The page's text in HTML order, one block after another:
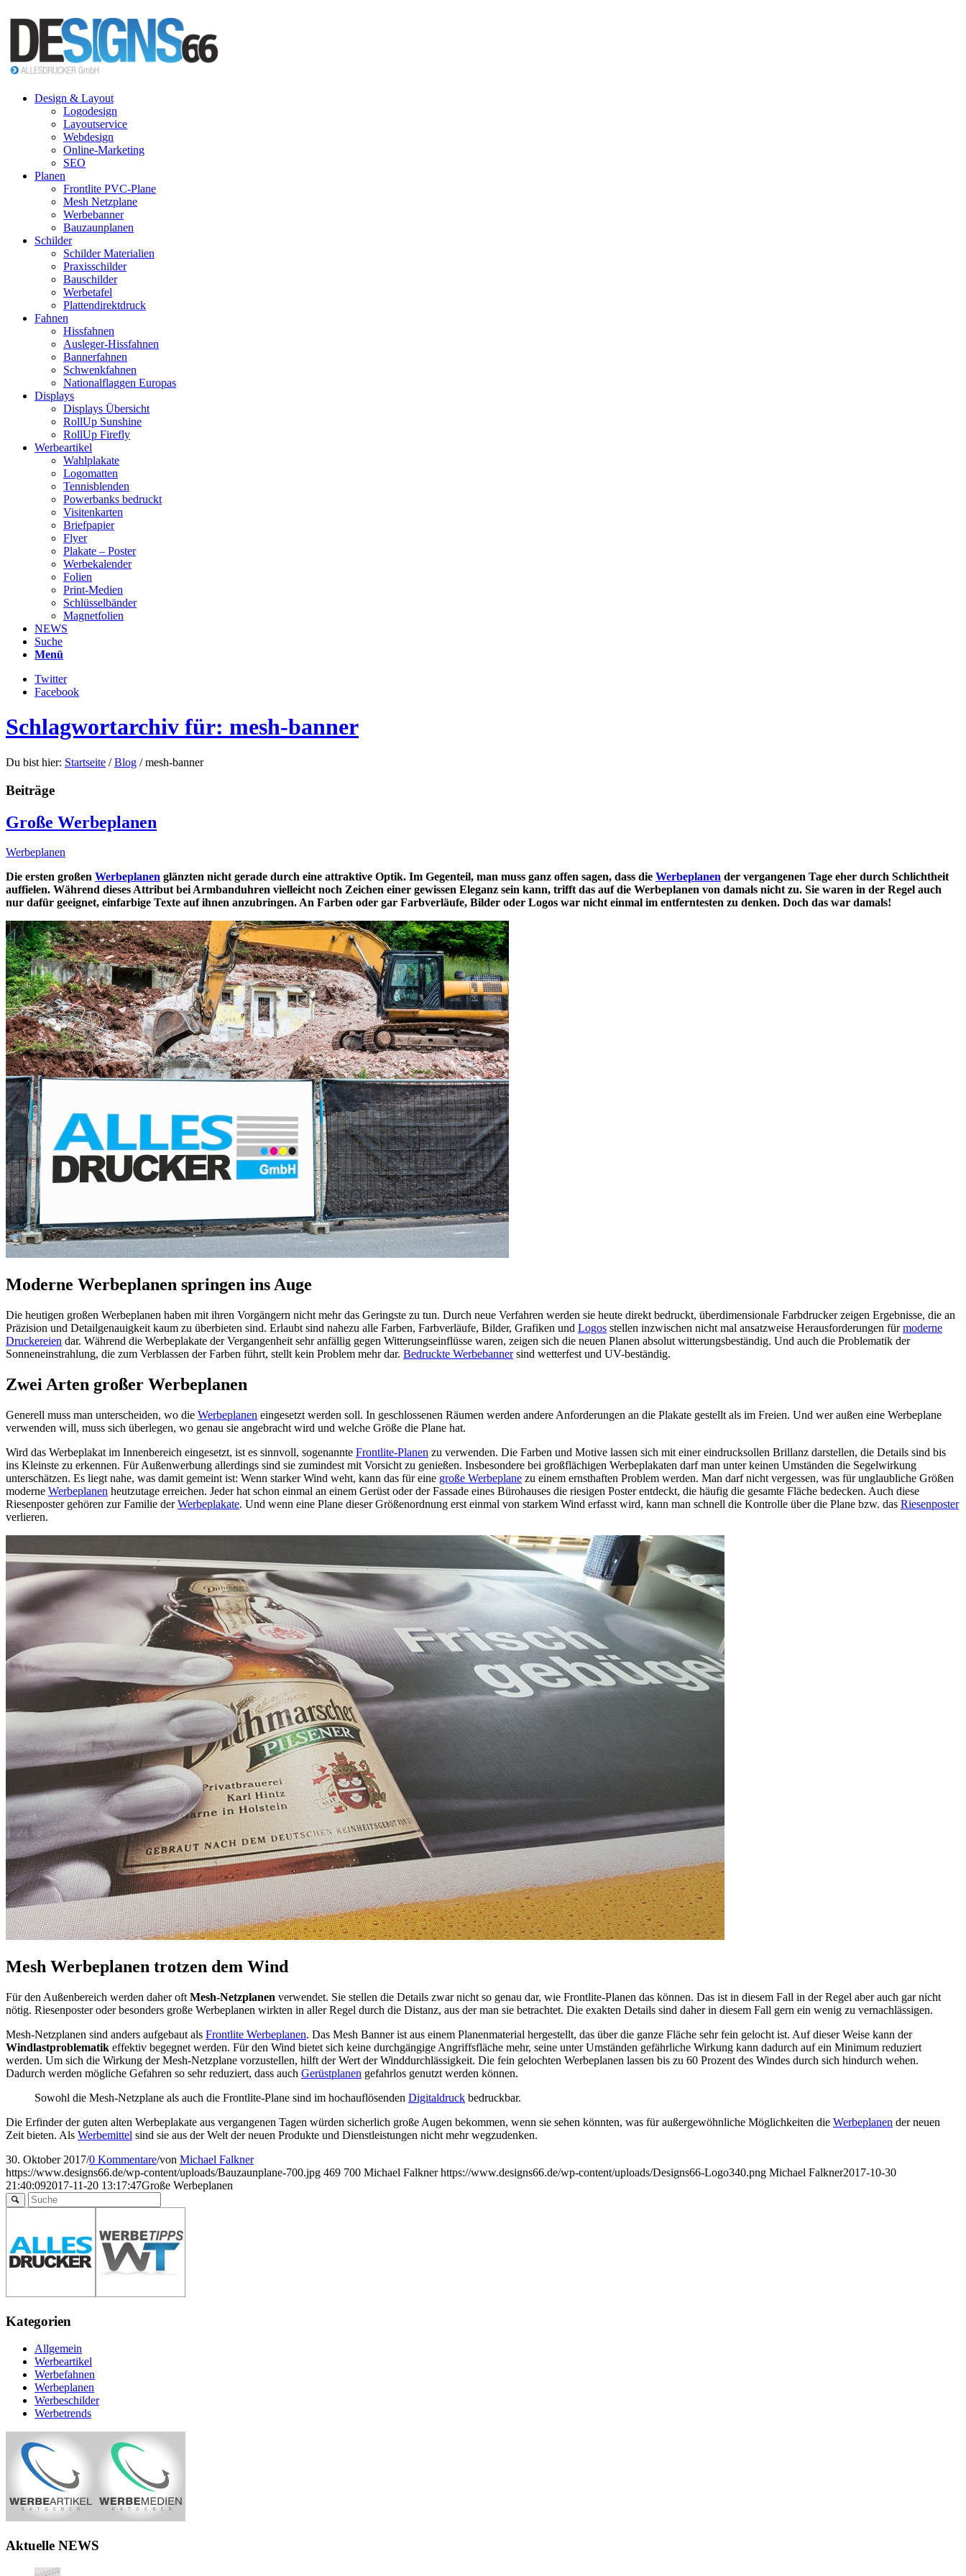
Design & Layout
Logodesign
Layoutservice
Webdesign
Online-Marketing
SEO
Planen
Frontlite PVC-Plane
Mesh Netzplane
Werbebanner
Bauzaunplanen
Schilder
Schilder Materialien
Praxisschilder
Bauschilder
Werbetafel
Plattendirektdruck
Fahnen
Hissfahnen
Ausleger-Hissfahnen
Bannerfahnen
Schwenkfahnen
Nationalflaggen Europas
Displays
Displays Übersicht
RollUp Sunshine
RollUp Firefly
Werbeartikel
Wahlplakate
Logomatten
Tennisblenden
Powerbanks bedruckt
Visitenkarten
Briefpapier
Flyer
Plakate – Poster
Werbekalender
Folien
Print-Medien
Schlüsselbänder
Magnetfolien
NEWS
Suche
Menü
Twitter
Facebook
Schlagwortarchiv für: mesh-banner
Du bist hier: Startseite / Blog / mesh-banner
Beiträge
Große Werbeplanen
Werbeplanen
Die ersten großen Werbeplanen glänzten nicht gerade durch eine attraktive Optik. Im Gegenteil, man muss ganz offen sagen, dass die Werbeplanen der vergangenen Tage eher durch Schlichtheit
auffielen. Während dieses Attribut bei Armbanduhren vielleicht noch Zeichen einer gewissen Eleganz sein kann, trifft das auf die Werbeplanen von damals nicht zu. Sie waren in der Regel auch
nur dafür geeignet, einfarbige Texte auf ihnen anzubringen. An Farben oder gar Farbverläufe, Bilder oder Logos war nicht einmal im entferntesten zu denken. Doch das war damals!
Moderne Werbeplanen springen ins Auge
Die heutigen großen Werbeplanen haben mit ihren Vorgängern nicht mehr das Geringste zu tun. Durch neue Verfahren werden sie heute direkt bedruckt, überdimensionale Farbdrucker zeigen Ergebnisse, die an
Präzision und Detailgenauigkeit kaum zu überbieten sind. Erlaubt sind nahezu alle Farben, Farbverläufe, Bilder, Grafiken und Logos stellen inzwischen nicht mal ansatzweise Herausforderungen fürmoderne
Druckereien dar. Während die Werbeplakate der Vergangenheit sehr anfällig gegen Witterungseinflüsse waren, zeigen sich die neuen Planen absolut witterungsbeständig. Und auch die Problematik der
Sonneneinstrahlung, die zum Verblassen der Farben führt, stellt kein Problem mehr dar. Bedruckte Werbebannersind wetterfest und UV-beständig.
Zwei Arten großer Werbeplanen
Generell muss man unterscheiden, wo die Werbeplanen eingesetzt werden soll. In geschlossenen Räumen werden andere Anforderungen an die Plakate gestellt als im Freien. Und wer außen eine Werbeplane
verwenden will, muss sich überlegen, wo genau sie angebracht wird und welche Größe die Plane hat.
Wird das Werbeplakat im Innenbereich eingesetzt, ist es sinnvoll, sogenannte Frontlite-Planen zu verwenden. Die Farben und Motive lassen sich mit einer eindrucksollen Brillanz darstellen, die Details sind bis
ins Kleinste zu erkennen. Für Außenwerbung allerdings sind sie zumindest mit Vorsicht zu genießen. Insbesondere bei großflächigen Werbeplakaten darf man unter keinen Umständen die Segelwirkung
unterschätzen. Es liegt nahe, was damit gemeint ist: Wenn starker Wind weht, kann das für eine große Werbeplane zu einem ernsthaften Problem werden. Man darf nicht vergessen, was für unglaubliche Größen
moderne Werbeplanen heutzutage erreichen. Jeder hat schon einmal an einem Gerüst oder der Fassade eines Bürohauses die riesigen Poster entdeckt, die häufig die gesamte Fläche bedecken. Auch diese
Riesenposter gehören zur Familie derWerbeplakate. Und wenn eine Plane dieser Größenordnung erst einmal von starkem Wind erfasst wird, kann man schnell die Kontrolle über die Plane bzw. das Riesenposter
verlieren.
Mesh Werbeplanen trotzen dem Wind
Für den Außenbereich werden daher oft Mesh-Netzplanen verwendet. Sie stellen die Details zwar nicht so genau dar, wie Frontlite-Planen das können. Das ist in diesem Fall in der Regel aber auch gar nicht
nötig. Riesenposter oder besonders große Werbeplanen wirkten in aller Regel durch die Distanz, aus der man sie betrachtet. Die exakten Details sind daher in diesem Fall gern ein wenig zu vernachlässigen.
Mesh-Netzplanen sind anders aufgebaut als Frontlite Werbeplanen. Das Mesh Banner ist aus einem Planenmaterial hergestellt, das über die ganze Fläche sehr fein gelocht ist. Auf dieser Weise kann der
Windlastproblematik effektiv begegnet werden. Für den Wind bietet sich keine durchgängige Angriffsfläche mehr, seine unter Umständen gefährliche Wirkung kann dadurch auf ein Minimum reduziert
werden. Um sich die Wirkung der Mesh-Netzplane vorzustellen, hilft der Wert der Winddurchlässigkeit. Die fein gelochten Werbeplanen lassen bis zu 60 Prozent des Windes durch sich hindurch wehen.
Dadurch werden mögliche Gefahren so sehr reduziert, dass auch Gerüstplanen gefahrlos genutzt werden können.
Sowohl die Mesh-Netzplane als auch die Frontlite-Plane sind im hochauflösenden Digitaldruck bedruckbar.
Die Erfinder der guten alten Werbeplakate aus vergangenen Tagen würden sicherlich große Augen bekommen, wenn sie sehen könnten, was für außergewöhnliche Möglichkeiten die Werbeplanen der neuen
Zeit bieten. Als Werbemittel sind sie aus der Welt der neuen Produkte und Dienstleistungen nicht mehr wegzudenken.
30. Oktober 2017/0 Kommentare/von Michael Falkner
https://www.designs66.de/wp-content/uploads/Bauzaunplane-700.jpg 469 700 Michael Falkner https://www.designs66.de/wp-content/uploads/Designs66-Logo340.png Michael Falkner2017-10-30
21:40:092017-11-20 13:17:47Große Werbeplanen
Kategorien
Allgemein
Werbeartikel
Werbefahnen
Werbeplanen
Werbeschilder
Werbetrends
Aktuelle NEWS